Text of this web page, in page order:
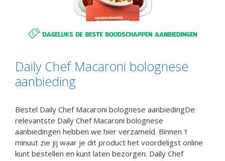
Daily Chef Macaroni bolognese
aanbieding
Bestel Daily Chef Macaroni bolognese aanbiedingDe
relevantste Daily Chef Macaroni bolognese
aanbiedingen hebben we hier verzameld. Binnen 1
minuut zie jij waar je dit product het voordeligst online
kunt bestellen en kunt laten bezorgen. Daily Chef